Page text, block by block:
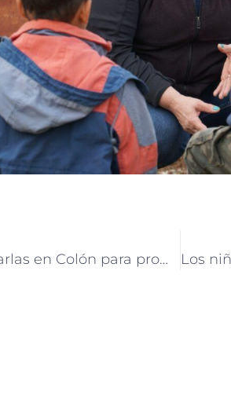
Se brindan charlas en Colón para promover la salud bucodental en niñas y niños